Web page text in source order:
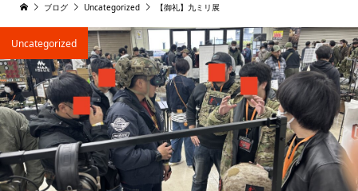
ブログ Uncategorized 【御礼】九ミリ展
Uncategorized